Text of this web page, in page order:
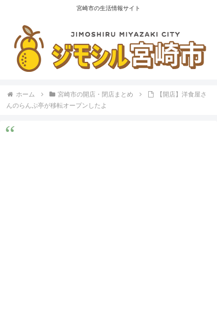
宮崎市の生活情報サイト
ホーム 宮崎市の開店・閉店まとめ
【開店】洋食屋さ
んのらんぷ亭が移転オープンしたよ